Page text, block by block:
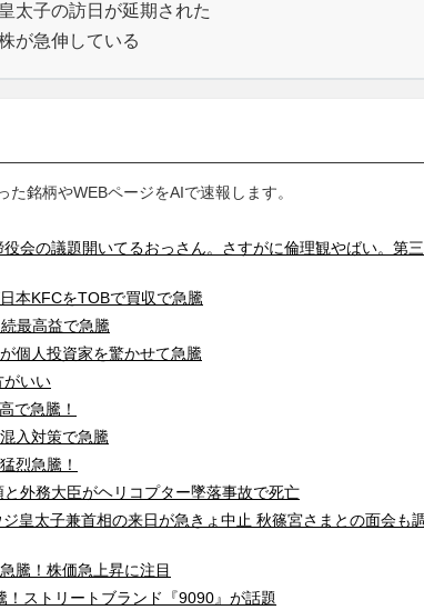
太子の訪日が延期された
が急伸している
た銘柄やWEBページをAIで速報します。
会の議題開いてるおっさん。さすがに倫理観やばい。第
本KFCをTOBで買収で急騰
最高益で急騰
個人投資家を驚かせて急騰
がいい
で急騰！
入対策で急騰
烈急騰！
と外務大臣がヘリコプター墜落事故で死亡
ジ皇太子兼首相の来日が急きょ中止 秋篠宮さまとの面会も
騰！株価急上昇に注目
！ストリートブランド『9090』が話題